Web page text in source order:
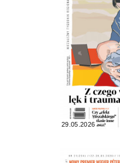
29.05.2026